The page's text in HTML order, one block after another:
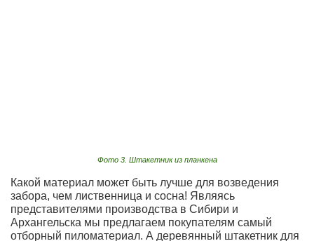
Фото 3. Штакетник из планкена
Какой материал может быть лучше для возведения
забора, чем лиственница и сосна! Являясь
представителями производства в Сибири и
Архангельска мы предлагаем покупателям самый
отборный пиломатериал. А деревянный штакетник для